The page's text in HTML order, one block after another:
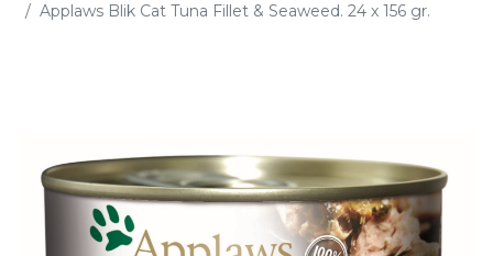
Applaws Blik Cat Tuna Fillet & Seaweed. 24 x 156 gr.